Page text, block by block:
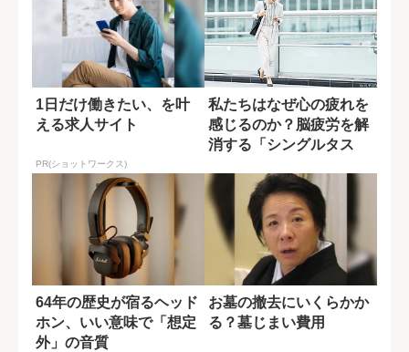
1日だけ働きたい、を叶
える求人サイト
PR(ショットワークス)
私たちはなぜ心の疲れを
感じるのか？脳疲労を解
消する「シングルタス
64年の歴史が宿るヘッド
ホン、いい意味で「想定
外」の音質
お墓の撤去にいくらかか
る？墓じまい費用